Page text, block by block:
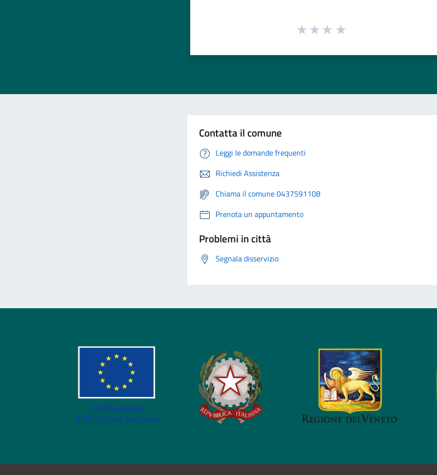
Contatta il comune
Leggi le domande frequenti
Richiedi Assistenza
Chiama il comune 0437591108
Prenota un appuntamento
Problemi in città
Segnala disservizio